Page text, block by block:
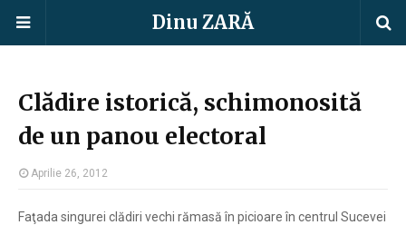
Dinu ZARĂ
Clădire istorică, schimonosită
de un panou electoral
Aprilie 26, 2012
Faţada singurei clădiri vechi rămasă în picioare în centrul Sucevei